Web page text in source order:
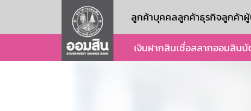
ลูกค้าบุคคลลูกค้าธุรกิจลูกค้า
เงินฝากสินเชื่อสลากออมสินบั